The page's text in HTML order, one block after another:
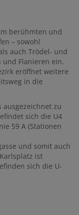
berühmten und
– sowohl
auch Trödel- und
Flanieren ein.
eröffnet weitere
in die
zu
sich die U4
59 A (Stationen
und somit auch
ist
sich die U-